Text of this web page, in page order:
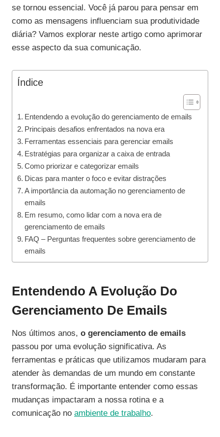
se tornou essencial. Você já parou para pensar em
como as mensagens influenciam sua produtividade
diária? Vamos explorar neste artigo como aprimorar
esse aspecto da sua comunicação.
Índice
Entendendo a evolução do gerenciamento de emails
Principais desafios enfrentados na nova era
Ferramentas essenciais para gerenciar emails
Estratégias para organizar a caixa de entrada
Como priorizar e categorizar emails
Dicas para manter o foco e evitar distrações
A importância da automação no gerenciamento de
emails
Em resumo, como lidar com a nova era de
gerenciamento de emails
FAQ – Perguntas frequentes sobre gerenciamento de
emails
Entendendo A Evolução Do
Gerenciamento De Emails
Nos últimos anos, o gerenciamento de emails
passou por uma evolução significativa. As
ferramentas e práticas que utilizamos mudaram para
atender às demandas de um mundo em constante
transformação. É importante entender como essas
mudanças impactaram a nossa rotina e a
comunicação no ambiente de trabalho.